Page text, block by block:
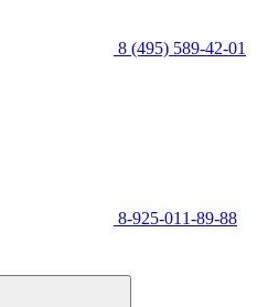
8 (495) 589-42-01
8-925-011-89-88